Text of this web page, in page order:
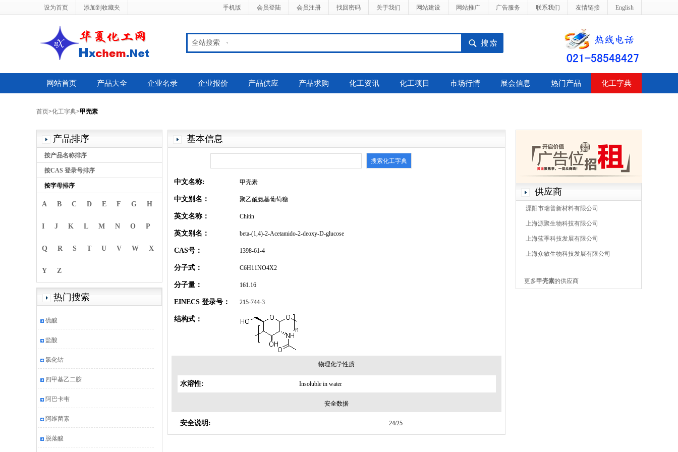
设为首页 添加到收藏夹 手机版 会员登陆 会员注册 找回密码 关于我们 网站建设 网站推广 广告服务 联系我们 友情链接 English
全站搜索
网站首页 产品大全 企业名录 企业报价 产品供应 产品求购 化工资讯 化工项目 市场行情 展会信息 热门产品 化工字典
首页>化工字典>甲壳素
产品排序
按产品名称排序
按CAS 登录号排序
按字母排序
A B C D E F G H
I J K L M N O P
Q R S T U V W X
Y Z
热门搜索
硫酸
盐酸
氯化钴
四甲基乙二胺
阿巴卡韦
阿维菌素
脱落酸
基本信息
中文名称: 甲壳素
中文别名： 聚乙酰氨基葡萄糖
英文名称： Chitin
英文别名： beta-(1,4)-2-Acetamido-2-deoxy-D-glucose
CAS号： 1398-61-4
分子式： C6H11NO4X2
分子量： 161.16
EINECS 登录号： 215-744-3
结构式：
物理化学性质
水溶性: Insoluble in water
安全数据
安全说明: 24/25
供应商
溧阳市瑞普新材料有限公司
上海源聚生物科技有限公司
上海蓝季科技发展有限公司
上海众敏生物科技发展有限公司
更多甲壳素的供应商